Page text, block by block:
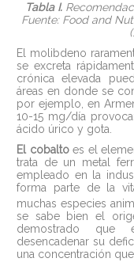
Tabla I.
Fuente: Food and
El molibdeno
se excreta
crónica elevada
áreas en donde se
por ejemplo, en
10-15 mg/día
ácido úrico y gota.
El cobaltoes el
trata de un metal
empleado en la
forma parte de la
muchas especies
se sabe bien el
demostrado que
desencadenar su
una concentración